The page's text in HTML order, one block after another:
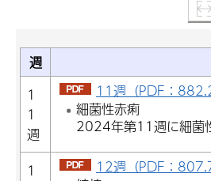
週
1
1
週
11週（PDF：
細菌性赤痢
2024年第11週に細菌
1
12週（PDF：